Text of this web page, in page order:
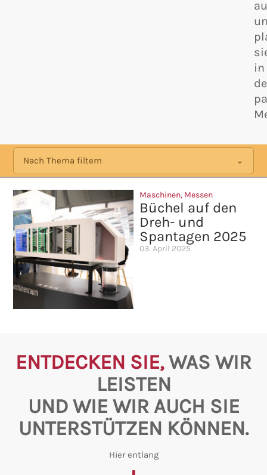
in
Nach Thema filtern
Maschinen, Messen
Büchel auf den
Dreh- und
Spantagen 2025
03. April 2025
ENTDECKEN SIE,WAS WIR
LEISTEN
UND WIE WIR AUCH SIE
UNTERSTÜTZEN KÖNNEN.
Hier entlang